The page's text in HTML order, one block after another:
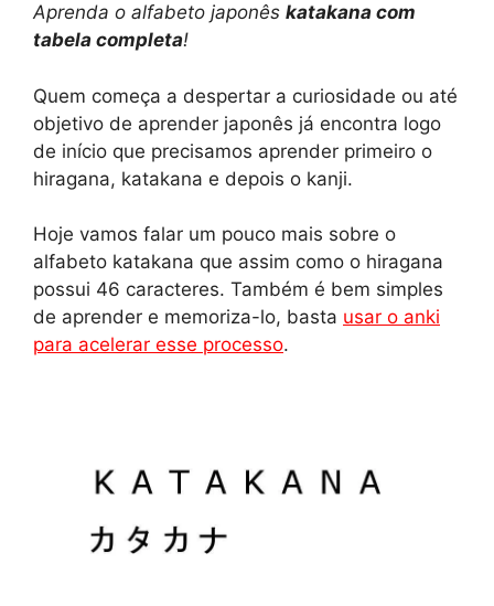
a
s
A
p
l
g
r
m
e
r
s
t
b
o
k
L
i
k
e
Aprenda o alfabeto japonês katakana com
tabela completa!
Quem começa a despertar a curiosidade ou até
objetivo de aprender japonês já encontra logo
de início que precisamos aprender primeiro o
hiragana, katakana e depois o kanji.
Hoje vamos falar um pouco mais sobre o
alfabeto katakana que assim como o hiragana
possui 46 caracteres. Também é bem simples
de aprender e memoriza-lo, basta usar o anki
para acelerar esse processo.